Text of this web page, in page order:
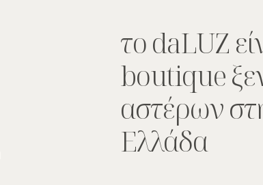
το daLUZ
boutique
αστέρων
Ελλάδα